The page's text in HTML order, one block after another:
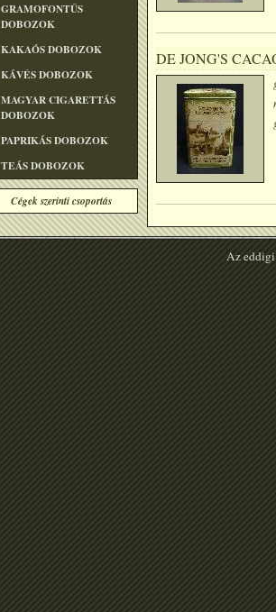
GRAMOFONTÛS
DOBOZOK
KAKAÓS DOBOZOK
KÁVÉS DOBOZOK
MAGYAR CIGARETTÁS
DOBOZOK
PAPRIKÁS DOBOZOK
TEÁS DOBOZOK
Cégek szerinti csoportás
DE JONG'S
Az